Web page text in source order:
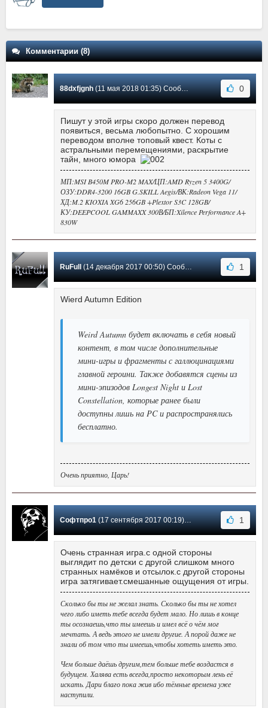
Комментарии (8)
88dxfjgnh(11 мая 2018 01:35) Сообщение #8 0
Пишут у этой игры скоро должен перевод
появиться, весьма любопытно. С хорошим
переводом вполне топовый квест. Коты с
астральными перемещениями, раскрытие
тайн, много юмора
МП:MSI B450M PRO-M2 MAX/ЦП:AMD Ryzen 5 3400G/
ОЗУ:DDR4-3200 16GB G.SKILL Aegis/ВК:Radeon Vega 11/
ХД:M.2 KIOXIA XG6 256GB +Plextor S3C 128GB/
КУ:DEEPCOOL GAMMAXX 300В/БП:Xilence Performance A+
830W
RuFull (14 декабря 2017 00:50) Сообщение #7 1
Wierd Autumn Edition
Weird Autumn будет включать в себя новый
контент, в том числе дополнительные
мини-игры и фрагменты с галлюцинациями
главной героини. Также добавятся сцены из
мини-эпизодов Longest Night и Lost
Constellation, которые ранее были
доступны лишь на PC и распространялись
бесплатно.
Очень приятно, Царь!
Софтпро1(17 сентября 2017 00:19) Сообщение #6 1
Очень странная игра.с одной стороны
выглядит по детски с другой слишком много
странных намёков и отсылок.с другой стороны
игра затягивает.смешанные ощущения от игры.
Сколько бы ты не желал знать. Сколько бы ты не хотел
чего либо иметь тебе всегда будет мало. Но лишь в конце
ты осознаешь,что ты имеешь и имел всё о чём мог
мечтать. А ведь этого не имели другие. А порой даже не
знали об том что ты имеешь,чтобы хотеть иметь это.
Чем больше даёшь другим,тем больше тебе воздастся в
будущем. Халява есть всегда,просто некоторым лень её
искать. Дари благо пока жив ибо тёмные времена уже
наступили.